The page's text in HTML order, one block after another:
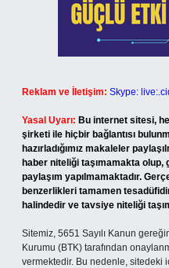
Reklam ve İletişim: Skype:
Yasal Uyarı: Bu internet sitesi,
şirketi ile hiçbir bağlantısı
hazırladığımız makaleler
haber niteliği taşımamakta
paylaşım yapılmamaktadır.
benzerlikleri tamamen
halindedir ve tavsiye niteliği
Sitemiz, 5651 Sayılı Kanun
Kurumu (BTK) tarafından
vermektedir. Bu nedenle, sitedeki